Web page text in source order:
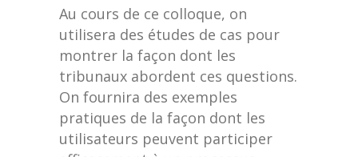
Au cours de ce colloque, on
utilisera des études de cas pour
montrer la façon dont les
tribunaux abordent ces questions.
On fournira des exemples
pratiques de la façon dont les
utilisateurs peuvent participer